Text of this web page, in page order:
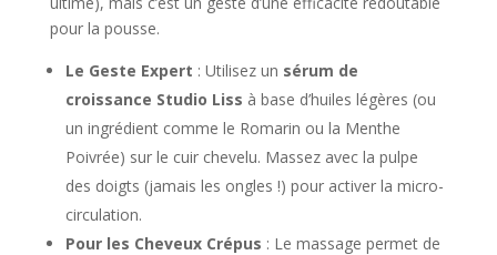
pour la pousse.
Le Geste Expert : Utilisez un sérum de
croissance Studio Liss à base d’huiles légères (ou
un ingrédient comme le Romarin ou la Menthe
Poivrée) sur le cuir chevelu. Massez avec la pulpe
des doigts (jamais les ongles !) pour activer la micro-
circulation.
Pour les Cheveux Crépus : Le massage permet de